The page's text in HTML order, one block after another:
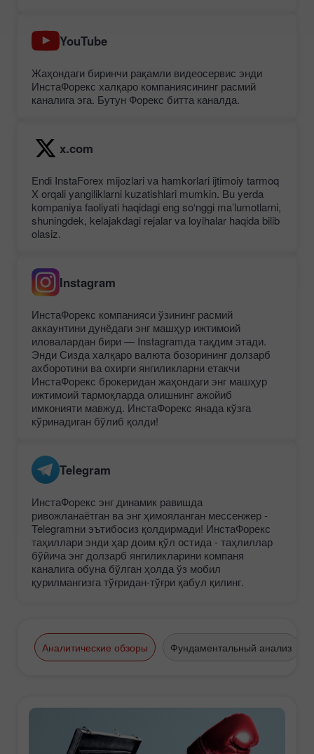
YouTube
Жаҳондаги биринчи рақамли видеосервис энди
ИнстаФорекс халқаро компаниясининг расмий
каналига эга. Бутун Форекс битта каналда.
x.com
Endi InstaForex mijozlari va hamkorlari ijtimoiy tarmoq
X orqali yangiliklarni kuzatishlari mumkin. Bu yerda
kompaniya faoliyati haqidagi eng so‘nggi ma’lumotlarni,
shuningdek, kelajakdagi rejalar va loyihalar haqida bilib
olasiz.
Instagram
ИнстаФорекс компанияси ўзининг расмий
аккаунтини дунёдаги энг машҳур ижтимоий
иловалардан бири — Instagramда тақдим этади.
Энди Сизда халқаро валюта бозорининг долзарб
ахборотини ва охирги янгиликларни етакчи
ИнстаФорекс брокеридан жаҳондаги энг машҳур
ижтимоий тармоқларда олишнинг ажойиб
имконияти мавжуд. ИнстаФорекс янада кўзга
кўринадиган бўлиб қолди!
Telegram
ИнстаФорекс энг динамик равишда
ривожланаётган ва энг ҳимояланган мессенжер -
Telegramни эътибосиз қолдирмади! ИнстаФорекс
таҳиллари энди ҳар доим қўл остида - таҳлиллар
бўйича энг долзарб янгиликларини компаня
каналига обуна бўлган ҳолда ўз мобил
қурилмангизга тўғридан-тўғри қабул қилинг.
Аналитические обзоры Фундаментальный анализ